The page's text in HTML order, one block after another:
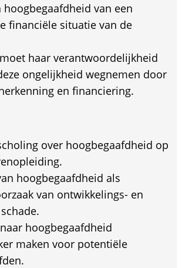
hoogbegaafdheid van een
financiële situatie van de
haar verantwoordelijkheid
ongelijkheid wegnemen door
en financiering.
over hoogbegaafdheid op
hoogbegaafdheid als
van ontwikkelings- en
hoogbegaafdheid
maken voor potentiële